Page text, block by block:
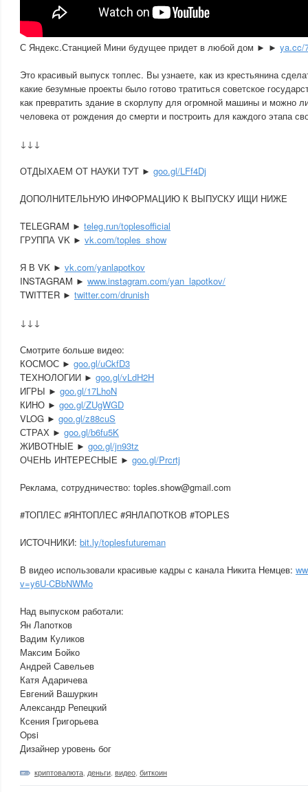
С Яндекс.Станцией Мини будущее придет в любой дом ► ► ya.cc/
Это красивый выпуск топлес. Вы узнаете, как из крестьянина
какие безумные проекты было готово тратиться советское
как превратить здание в скорлупу для огромной машины и можно
человека от рождения до смерти и построить для каждого этапа
↓↓↓
ОТДЫХАЕМ ОТ НАУКИ ТУТ ► goo.gl/LFf4Dj
ДОПОЛНИТЕЛЬНУЮ ИНФОРМАЦИЮ К ВЫПУСКУ ИЩИ НИЖЕ
TELEGRAM ► teleg.run/toplesofficial
ГРУППА VK ► vk.com/toples_show
Я В VK ► vk.com/yanlapotkov
INSTAGRAM ► www.instagram.com/yan_lapotkov/
TWITTER ► twitter.com/drunish
↓↓↓
Смотрите больше видео:
КОСМОС ► goo.gl/uCkfD3
ТЕХНОЛОГИИ ► goo.gl/vLdH2H
ИГРЫ ► goo.gl/17LhoN
КИНО ► goo.gl/ZUgWGD
VLOG ► goo.gl/z88cuS
СТРАХ ► goo.gl/b6fu5K
ЖИВОТНЫЕ ► goo.gl/jn93tz
ОЧЕНЬ ИНТЕРЕСНЫЕ ► goo.gl/Prcrtj
Реклама, сотрудничество: toples.show@gmail.com
#ТОПЛЕС #ЯНТОПЛЕС #ЯНЛАПОТКОВ #TOPLES
ИСТОЧНИКИ: bit.ly/toplesfutureman
В видео использовали красивые кадры с канала Никита Немцев:
v=y6U-CBbNWMo
Над выпуском работали:
Ян Лапотков
Вадим Куликов
Максим Бойко
Андрей Савельев
Катя Адаричева
Евгений Вашуркин
Александр Репецкий
Ксения Григорьева
Opsi
Дизайнер уровень бог
криптовалюта деньги видео биткоин